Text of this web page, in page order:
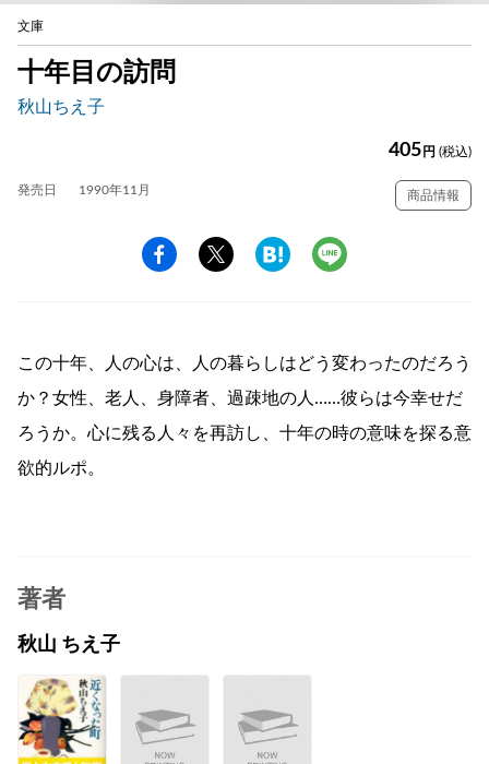
文庫
十年目の訪問
秋山ちえ子
405 円 (税込)
発売日 1990年11月 商品情報
この十年、人の心は、人の暮らしはどう変わったのだろう
か？女性、老人、身障者、過疎地の人……彼らは今幸せだ
ろうか。心に残る人々を再訪し、十年の時の意味を探る意
欲的ルポ。
著者
秋山 ちえ子